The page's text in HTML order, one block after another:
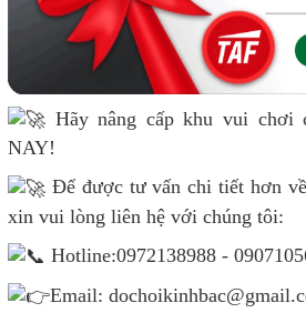
Hãy nâng cấp khu vui chơi
NAY!
Để được tư vấn chi tiết hơn
xin vui lòng liên hệ với chúng tôi:
Hotline:0972138988 -
Email: